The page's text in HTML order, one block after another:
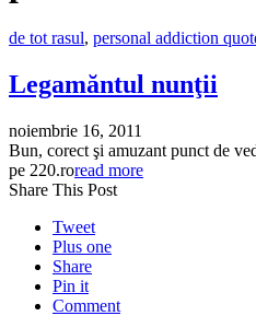
de tot rasul, personal addiction
Legamăntul nunţii
noiembrie 16, 2011
Bun, corect şi amuzant punct de
pe 220.roread more
Share This Post
Tweet
Plus one
Share
Pin it
Comment